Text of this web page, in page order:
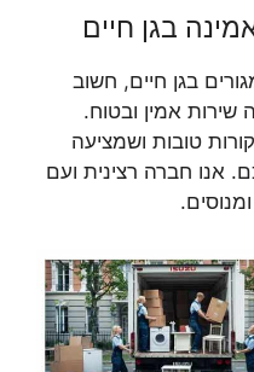
בגן חיים
בגן חיים, חשוב
אמין ובטוח.
טובות ושמציעה
אנו חברה רצינית ועם